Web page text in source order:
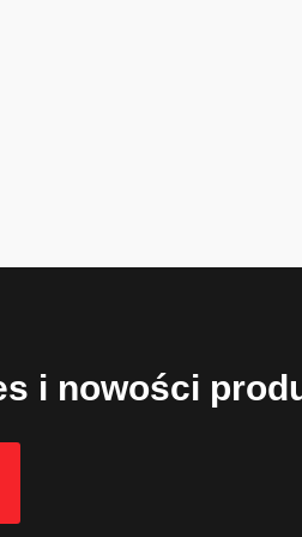
i nowości